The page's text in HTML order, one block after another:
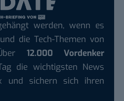
werden, wenn es
die Tech-Themen von
12.000 Vordenker
die wichtigsten News
und sichern sich ihren